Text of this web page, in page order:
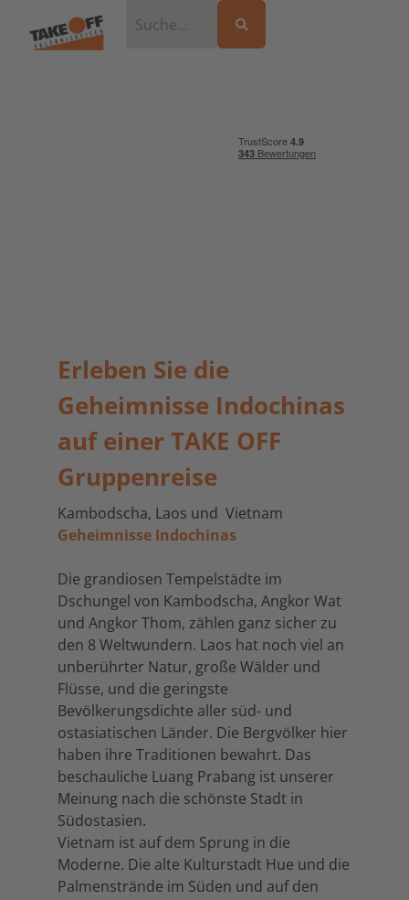
Erleben Sie die
Geheimnisse Indochinas
auf einer TAKE OFF
Gruppenreise
Kambodscha, Laos und Vietnam
Geheimnisse Indochinas
Die grandiosen Tempelstädte im
Dschungel von Kambodscha, Angkor Wat
und Angkor Thom, zählen ganz sicher zu
den 8 Weltwundern. Laos hat noch viel an
unberührter Natur, große Wälder und
Flüsse, und die geringste
Bevölkerungsdichte aller süd- und
ostasiatischen Länder. Die Bergvölker hier
haben ihre Traditionen bewahrt. Das
beschauliche Luang Prabang ist unserer
Meinung nach die schönste Stadt in
Südostasien.
Vietnam ist auf dem Sprung in die
Moderne. Die alte Kulturstadt Hue und die
Palmenstrände im Süden und auf den